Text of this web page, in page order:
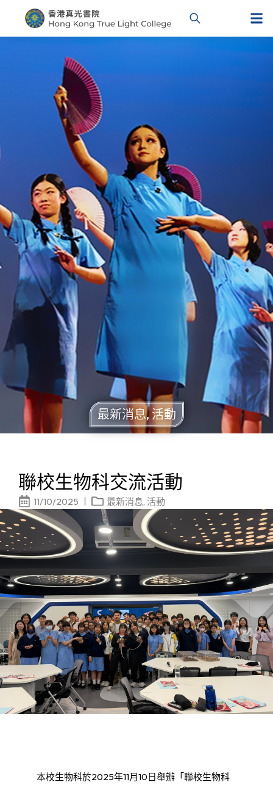
最新消息,活動
聯校生物科交流活動
11/10/2025 最新消息 活動
本校生物科於2025年11月10日舉辦「聯校生物科